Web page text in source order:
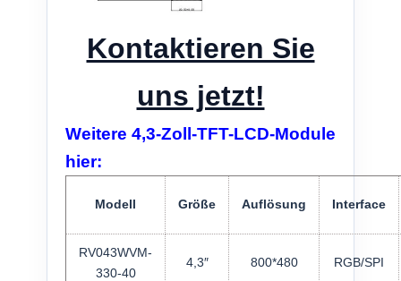
Kontaktieren Sie
uns jetzt!
Weitere 4,3-Zoll-TFT-LCD-Module
hier:
Modell Größe Auflösung Interface
RV043WVM-
330-40
4,3″ 800*480 RGB/SPI